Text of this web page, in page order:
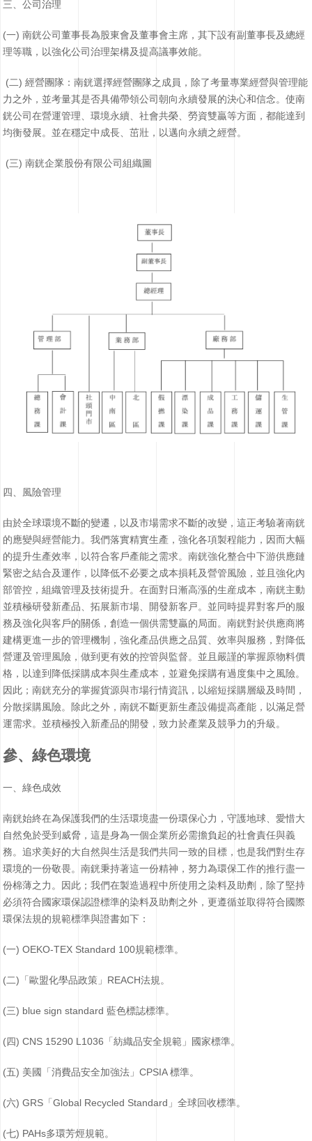
三、公司治理
(一) 南銧公司董事長為股東會及董事會主席，其下設有副董事長及總經
理等職，以強化公司治理架構及提高議事效能。
(二) 經營團隊：南銧選擇經營團隊之成員，除了考量專業經營與管理能
力之外，並考量其是否具備帶領公司朝向永續發展的決心和信念。使南
銧公司在營運管理、環境永續、社會共榮、勞資雙贏等方面，都能達到
均衡發展。並在穩定中成長、茁壯，以邁向永續之經營。
(三) 南銧企業股份有限公司組織圖
四、風險管理
由於全球環境不斷的變遷，以及市場需求不斷的改變，這正考驗著南銧
的應變與經營能力。我們落實精實生產，強化各項製程能力，因而大幅
的提升生產效率，以符合客戶產能之需求。南銧強化整合中下游供應鏈
緊密之結合及運作，以降低不必要之成本損耗及營管風險，並且強化內
部管控，組織管理及技術提升。在面對日漸高漲的生産成本，南銧主動
並積極研發新產品、拓展新市場、開發新客戸。並同時提昇對客戶的服
務及強化與客戶的關係，創造一個供需雙贏的局面。南銧對於供應商將
建構更進一步的管理機制，強化產品供應之品質、效率與服務，對降低
營運及管理風險，做到更有效的控管與監督。並且嚴謹的掌握原物料價
格，以達到降低採購成本與生產成本，並避免採購有過度集中之風險。
因此；南銧充分的掌握貨源與市場行情資訊，以縮短採購層級及時間，
分散採購風險。除此之外，南銧不斷更新生產設備提高產能，以滿足營
運需求。並積極投入新產品的開發，致力於產業及競爭力的升級。
參、綠色環境
一、綠色成效
南銧始終在為保護我們的生活環境盡一份環保心力，守護地球、愛惜大
自然免於受到威脅，這是身為一個企業所必需擔負起的社會責任與義
務。追求美好的大自然與生活是我們共同一致的目標，也是我們對生存
環境的一份敬畏。南銧秉持著這一份精神，努力為環保工作的推行盡一
份棉薄之力。因此；我們在製造過程中所使用之染料及助劑，除了堅持
必須符合國家環保認證標準的染料及助劑之外，更遵循並取得符合國際
環保法規的規範標準與證書如下：
(一) OEKO-TEX Standard 100規範標準。
(二)「歐盟化學品政策」REACH法規。
(三) blue sign standard 藍色標誌標準。
(四) CNS 15290 L1036「紡織品安全規範」國家標準。
(五) 美國「消費品安全加強法」CPSIA 標準。
(六) GRS「Global Recycled Standard」全球回收標準。
(七) PAHs多環芳烴規範。